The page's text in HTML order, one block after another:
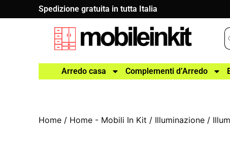
Spedizione gratuita in tutta Italia
Arredo casa Complementi d’Arredo
Home / Home - Mobili In Kit / Illuminazione /